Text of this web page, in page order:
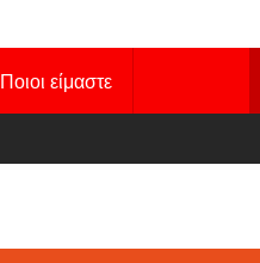
Ποιοι είμαστε